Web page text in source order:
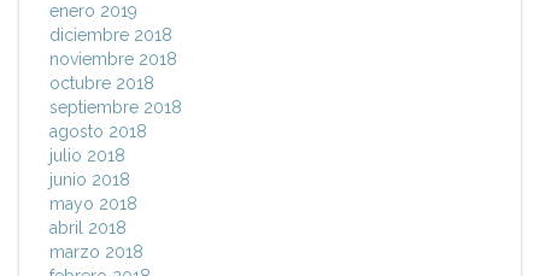
enero 2019
diciembre 2018
noviembre 2018
octubre 2018
septiembre 2018
agosto 2018
julio 2018
junio 2018
mayo 2018
abril 2018
marzo 2018